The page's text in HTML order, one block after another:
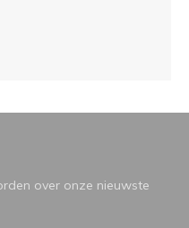
over onze nieuwste